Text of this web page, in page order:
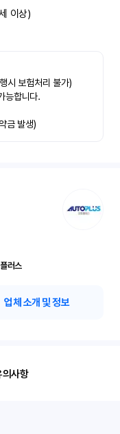
이상)
시 보험처리 불가)
능합니다.
금 발생)
11층 오토플러스
업체 소개 및 정보
의사항